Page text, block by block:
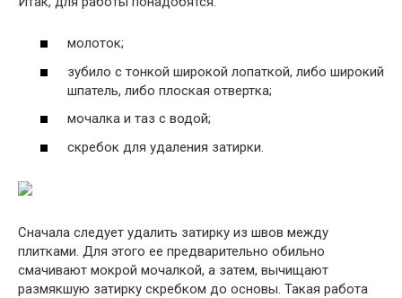
молоток;
зубило с тонкой широкой лопаткой, либо широкий
шпатель, либо плоская отвертка;
мочалка и таз с водой;
скребок для удаления затирки.
Сначала следует удалить затирку из швов между
плитками. Для этого ее предварительно обильно
смачивают мокрой мочалкой, а затем, вычищают
размякшую затирку скребком до основы. Такая работа